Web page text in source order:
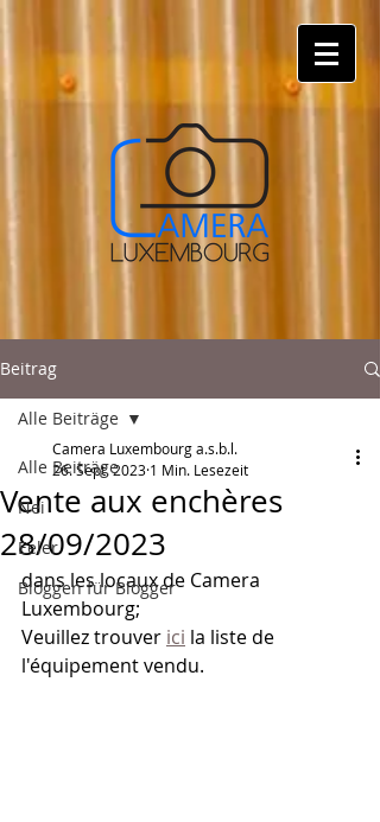
Beitrag
Alle Beiträge
Nei
Eeler
Bloggen für Blogger
Alle Beiträge
Vente aux enchères
28/09/2023
Camera Luxembourg a.s.b.l.
26. Sept. 2023 1 Min. Lesezeit
dans les locaux de Camera
Luxembourg;
Veuillez trouver ici la liste de
l'équipement vendu.